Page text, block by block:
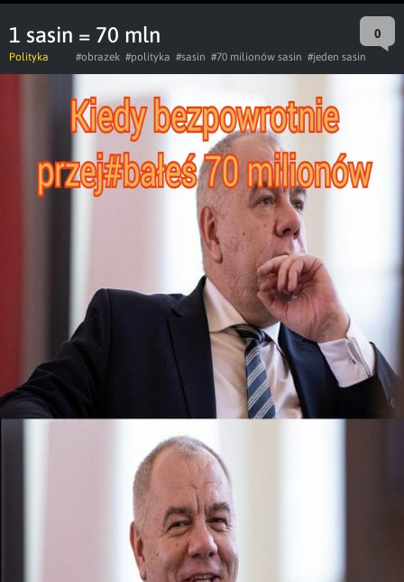
1 sasin = 70 mln 0
Polityka #obrazek #polityka #sasin #70 milionów sasin #jeden sasin